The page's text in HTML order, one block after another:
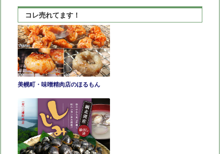
ま
の
逸
品
コレ売れてます！
美幌町・味噌精肉店のほるもん